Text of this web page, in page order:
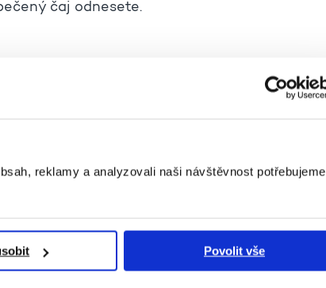
reklamy a analyzovali naši návštěvnost potřebujeme
Povolit vše
čaj odnesete.
která si s sebou domů odnesete.
mailem nainfo@zivot90.cz